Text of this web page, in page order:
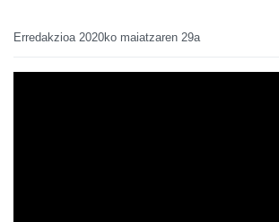
Erredakzioa 2020ko maiatzaren 29a